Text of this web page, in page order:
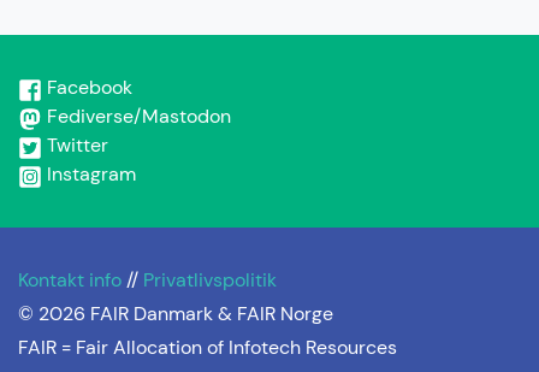
Facebook
Fediverse/Mastodon
Twitter
Instagram
Kontakt info// Privatlivspolitik
© 2026 FAIR Danmark & FAIR Norge
FAIR = Fair Allocation of Infotech Resources